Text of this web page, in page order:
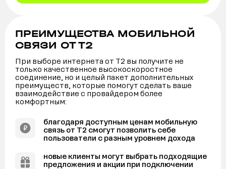
ПРЕИМУЩЕСТВА МОБИЛЬНОЙ
СВЯЗИ ОТ Т2
При выборе интернета от Т2 вы получите не
только качественное высокоскоростное
соединение, но и целый пакет дополнительных
преимуществ, которые помогут сделать ваше
взаимодействие с провайдером более
комфортным:
благодаря доступным ценам мобильную
связь от Т2 смогут позволить себе
пользователи с разным уровнем дохода
новые клиенты могут выбрать подходящие
предложения и акции при подключении